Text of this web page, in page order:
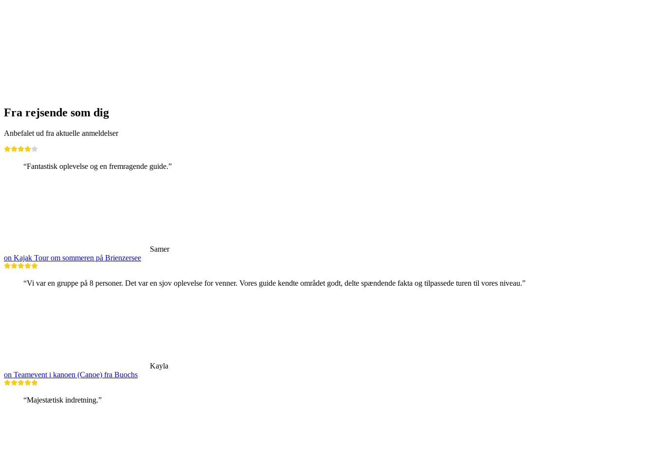
Fra rejsende som dig
Anbefalet ud fra aktuelle anmeldelser
“Fantastisk oplevelse og en fremragende guide.”
Samer
on Kajak Tour om sommeren på Brienzersee
“Vi var en gruppe på 8 personer. Det var en sjov oplevelse for venner. Vores guide kendte området godt, delte spændende fakta og tilpassede turen til vores niveau.”
Kayla
on Teamevent i kanoen (Canoe) fra Buochs
“Majestætisk indretning.”